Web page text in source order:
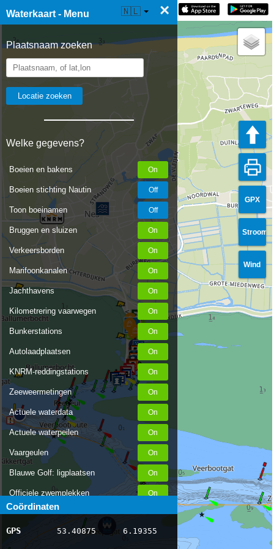
Waterkaart - Menu ×
Plaatsnaam zoeken
Welke gegevens?
Boeien en bakens
Boeien stichting Nautin
Toon boeinamen
Bruggen en sluizen
Verkeersborden
Marifoonkanalen
Jachthavens
Kilometrering vaarwegen
Bunkerstations
Autolaadplaatsen
KNRM-reddingstations
Zeeweermetingen
Actuele waterdata
Actuele waterpeilen
Vaargeulen
Blauwe Golf: ligplaatsen
Officiele zwemplekken
Stremmingen/hinder
AIS scheepsposities
Coördinaten
GPS 53.40875 6.19355
☰ Waterkaart Live 🇳🇱
GPX
Stroom
Wind